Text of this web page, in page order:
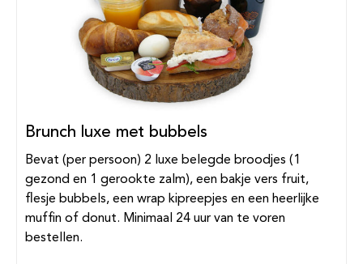
Brunch luxe met bubbels
Bevat (per persoon) 2 luxe belegde broodjes (1
gezond en 1 gerookte zalm), een bakje vers fruit,
flesje bubbels, een wrap kipreepjes en een heerlijke
muffin of donut. Minimaal 24 uur van te voren
bestellen.